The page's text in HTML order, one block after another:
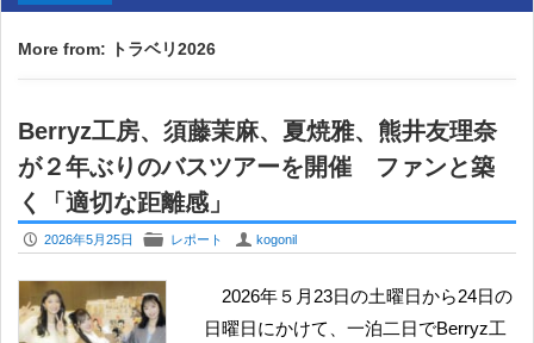
More from: トラベリ2026
Berryz工房、須藤茉麻、夏焼雅、熊井友理奈
が２年ぶりのバスツアーを開催 ファンと築
く「適切な距離感」
P 2026年5月25日 F レポート U kogonil
2026年５月23日の土曜日から24日の
日曜日にかけて、一泊二日でBerryz工